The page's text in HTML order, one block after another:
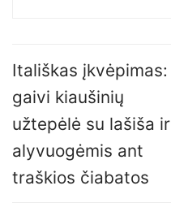
Itališkas įkvėpimas:
gaivi kiaušinių
užtepėlė su lašiša ir
alyvuogėmis ant
traškios čiabatos